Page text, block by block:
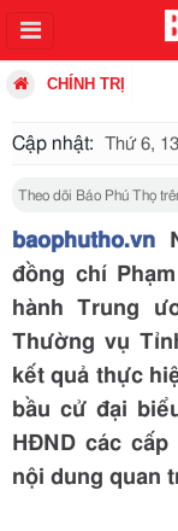
CHÍNH TRỊ
Cập nhật: Thứ 6,
Theo dõi Báo Phú Thọ
baophutho.vn
đồng chí
hành Trung
Thường vụ
kết quả thực
bầu cử đại
HĐND các
nội dung quan